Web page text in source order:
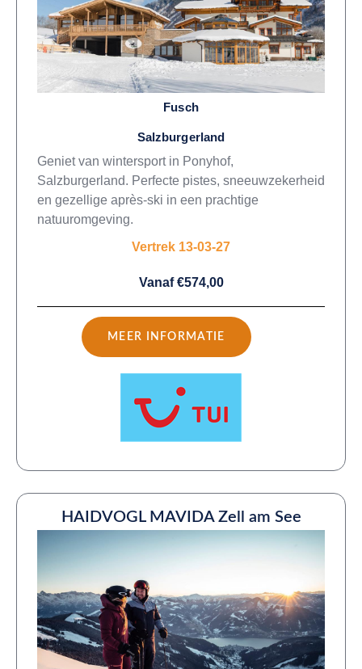
Fusch
Salzburgerland
Geniet van wintersport in Ponyhof,
Salzburgerland. Perfecte pistes, sneeuwzekerheid
en gezellige après-ski in een prachtige
natuuromgeving.
Vertrek 13-03-27
Vanaf €574,00
MEER INFORMATIE
HAIDVOGL MAVIDA Zell am See